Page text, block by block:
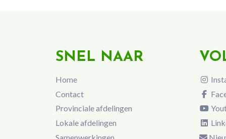
SNEL NAAR
Home
Contact
Provinciale afdelingen
Lokale afdelingen